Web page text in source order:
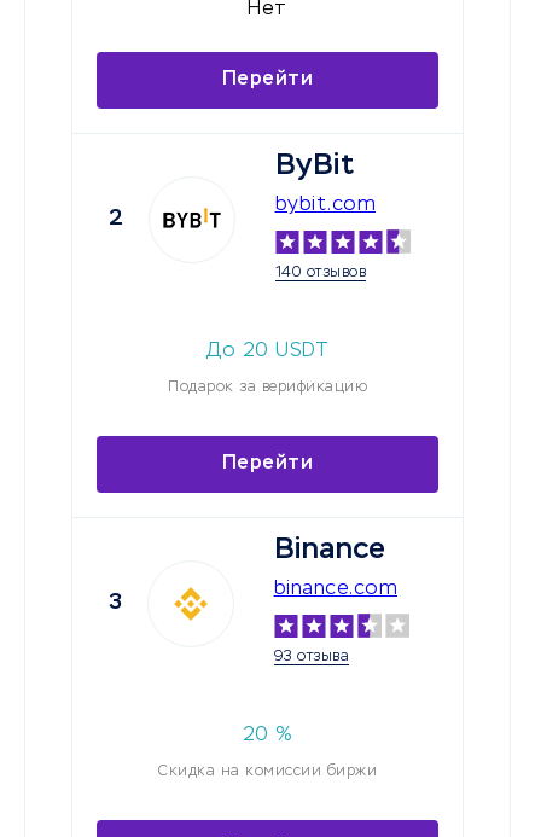
Нет
Перейти
2
ByBit
bybit.com
140 отзывов
До 20 USDT
Подарок за верификацию
Перейти
3
Binance
binance.com
93 отзыва
20 %
Скидка на комиссии биржи